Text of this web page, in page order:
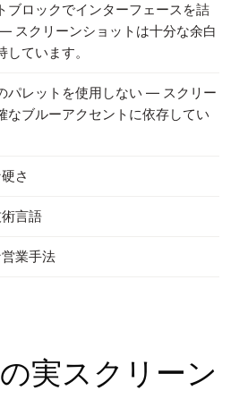
ブロックでインターフェースを詰
スクリーンショットは十分な余白
ています。
パレットを使用しない — スクリー
なブルーアクセントに依存してい
さ
言語
業手法
実スクリーン